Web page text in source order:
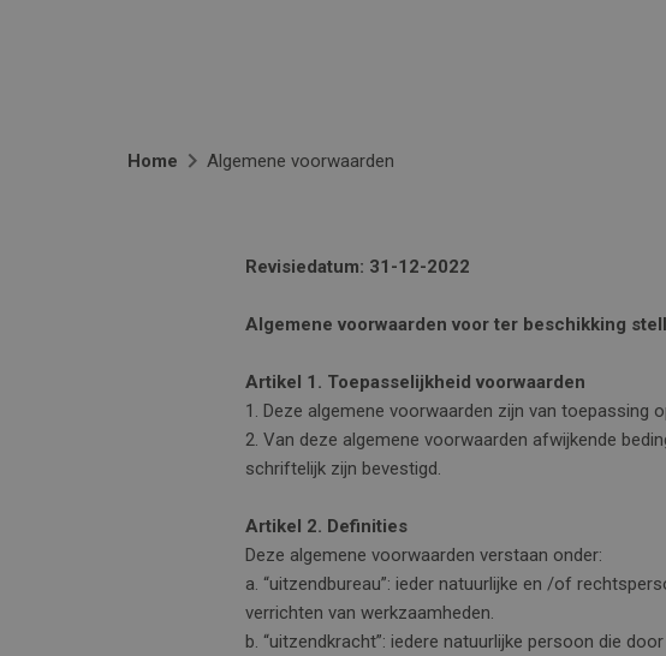
Home Algemene voorwaarden
Revisiedatum: 31-12-2022
Algemene voorwaarden voor ter beschikking
Artikel 1. Toepasselijkheid voorwaarden
1. Deze algemene voorwaarden zijn van toepassing
2. Van deze algemene voorwaarden afwijkende
schriftelijk zijn bevestigd.
Artikel 2. Definities
Deze algemene voorwaarden verstaan onder:
a. “uitzendbureau”: ieder natuurlijke en /of
verrichten van werkzaamheden.
b. “uitzendkracht”: iedere natuurlijke persoon die